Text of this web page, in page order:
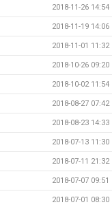
2018-11-26 14:54
2018-11-19 14:06
2018-11-01 11:32
2018-10-26 09:20
2018-10-02 11:54
2018-08-27 07:42
2018-08-23 14:33
2018-07-13 11:30
2018-07-11 21:32
2018-07-07 09:51
2018-07-01 08:30